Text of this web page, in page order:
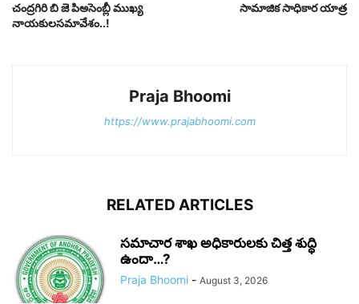
చంద్రగిరి బి జె పిఅసెంబ్లీ ముఖ్య
నాయకులసమావేశం..!
సామాజిక సాధికార యాత్ర
Praja Bhoomi
https://www.prajabhoomi.com
RELATED ARTICLES
సమాచార శాఖ అధికారులకు చిత్త శుద్ధి
ఉందా…?
Praja Bhoomi - August 3, 2026